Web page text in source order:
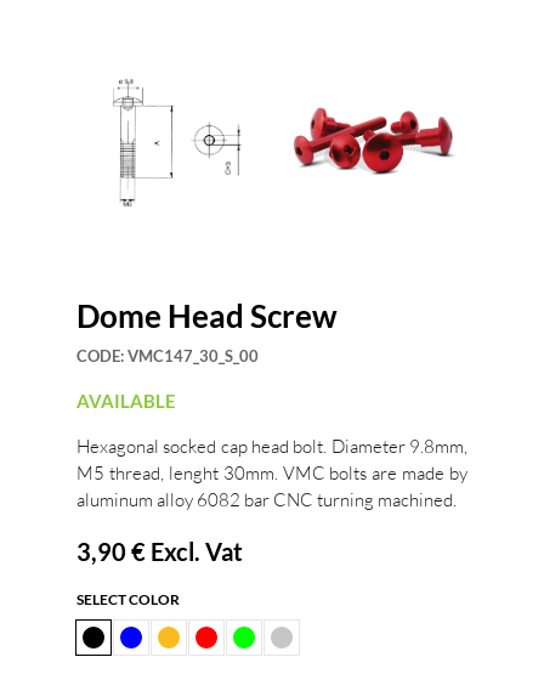
Dome Head Screw
CODE:VMC147_30_S_00
AVAILABLE
Hexagonal socked cap head bolt. Diameter 9.8mm,
M5 thread, lenght 30mm. VMC bolts are made by
aluminum alloy 6082 bar CNC turning machined.
3,90 € Excl. Vat
SELECT COLOR